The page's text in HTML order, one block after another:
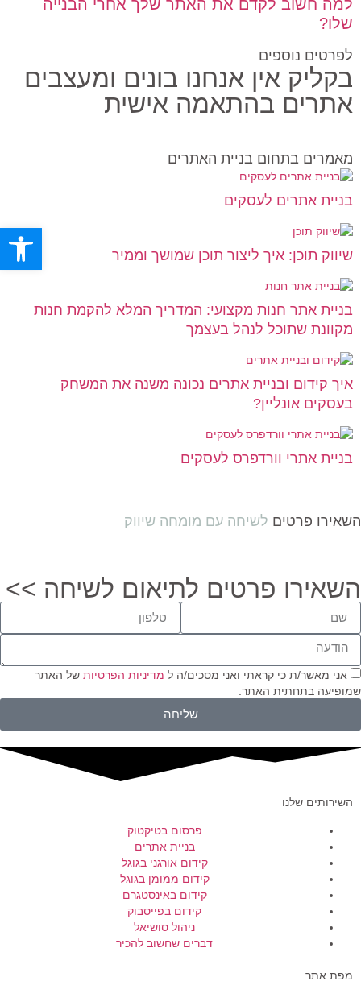
למה חשוב לקדם את האתר שלך אחרי הבנייה
שלו?
לפרטים נוספים
בקליק אין אנחנו בונים ומעצבים
אתרים בהתאמה אישית
מאמרים בתחום בניית האתרים
בניית אתרים לעסקים
שיווק תוכן: איך ליצור תוכן שמושך וממיר
בניית אתר חנות מקצועי: המדריך המלא להקמת חנות
מקוונת שתוכל לנהל בעצמך
איך קידום ובניית אתרים נכונה משנה את המשחק
בעסקים אונליין?
בניית אתרי וורדפרס לעסקים
השאירו פרטים לשיחה עם מומחה שיווק
השאירו פרטים לתיאום לשיחה >>
אני מאשר/ת כי קראתי ואני מסכים/ה ל מדיניות הפרטיות של האתר
שמופיעה בתחתית האתר.
שליחה
השירותים שלנו
פרסום בטיקטוק
בניית אתרים
קידום אורגני בגוגל
קידום ממומן בגוגל
קידום באינסטגרם
קידום בפייסבוק
ניהול סושיאל
דברים שחשוב להכיר
מפת אתר
פתח